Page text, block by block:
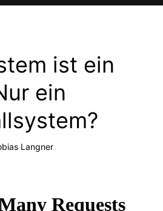
ist ein
ein
Langner